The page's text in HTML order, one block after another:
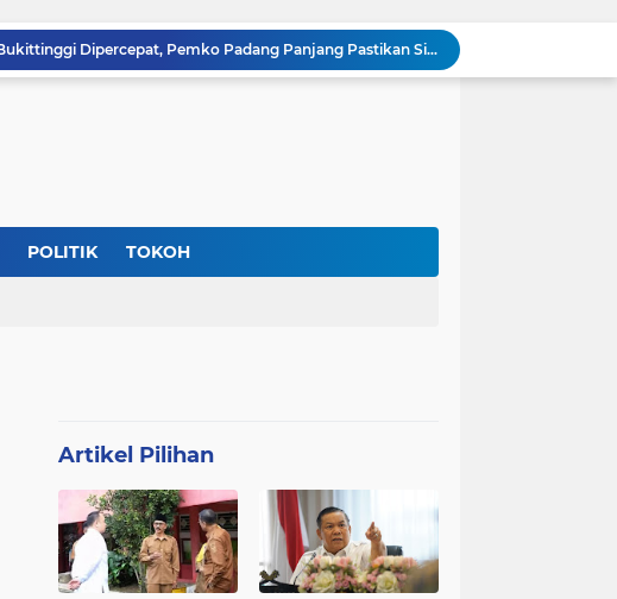
Tol Sicincin–Bukittinggi Dipercepat, Pemko Padang Panjang Pastikan Siap Dukung Penuh Pembangunan
Usai Demo Ricuh di Depan Kajati Sumbar, Mahasiswa UIN Imam Bonjol Sampaikan Permintaan Maaf Terbuka
Bupati Dharmasraya Turun Langsung ke SPBU, Pastikan Tak Ada Retribusi Parkir bagi Kendaraan Antre BBM
POLITIK TOKOH
Artikel Pilihan